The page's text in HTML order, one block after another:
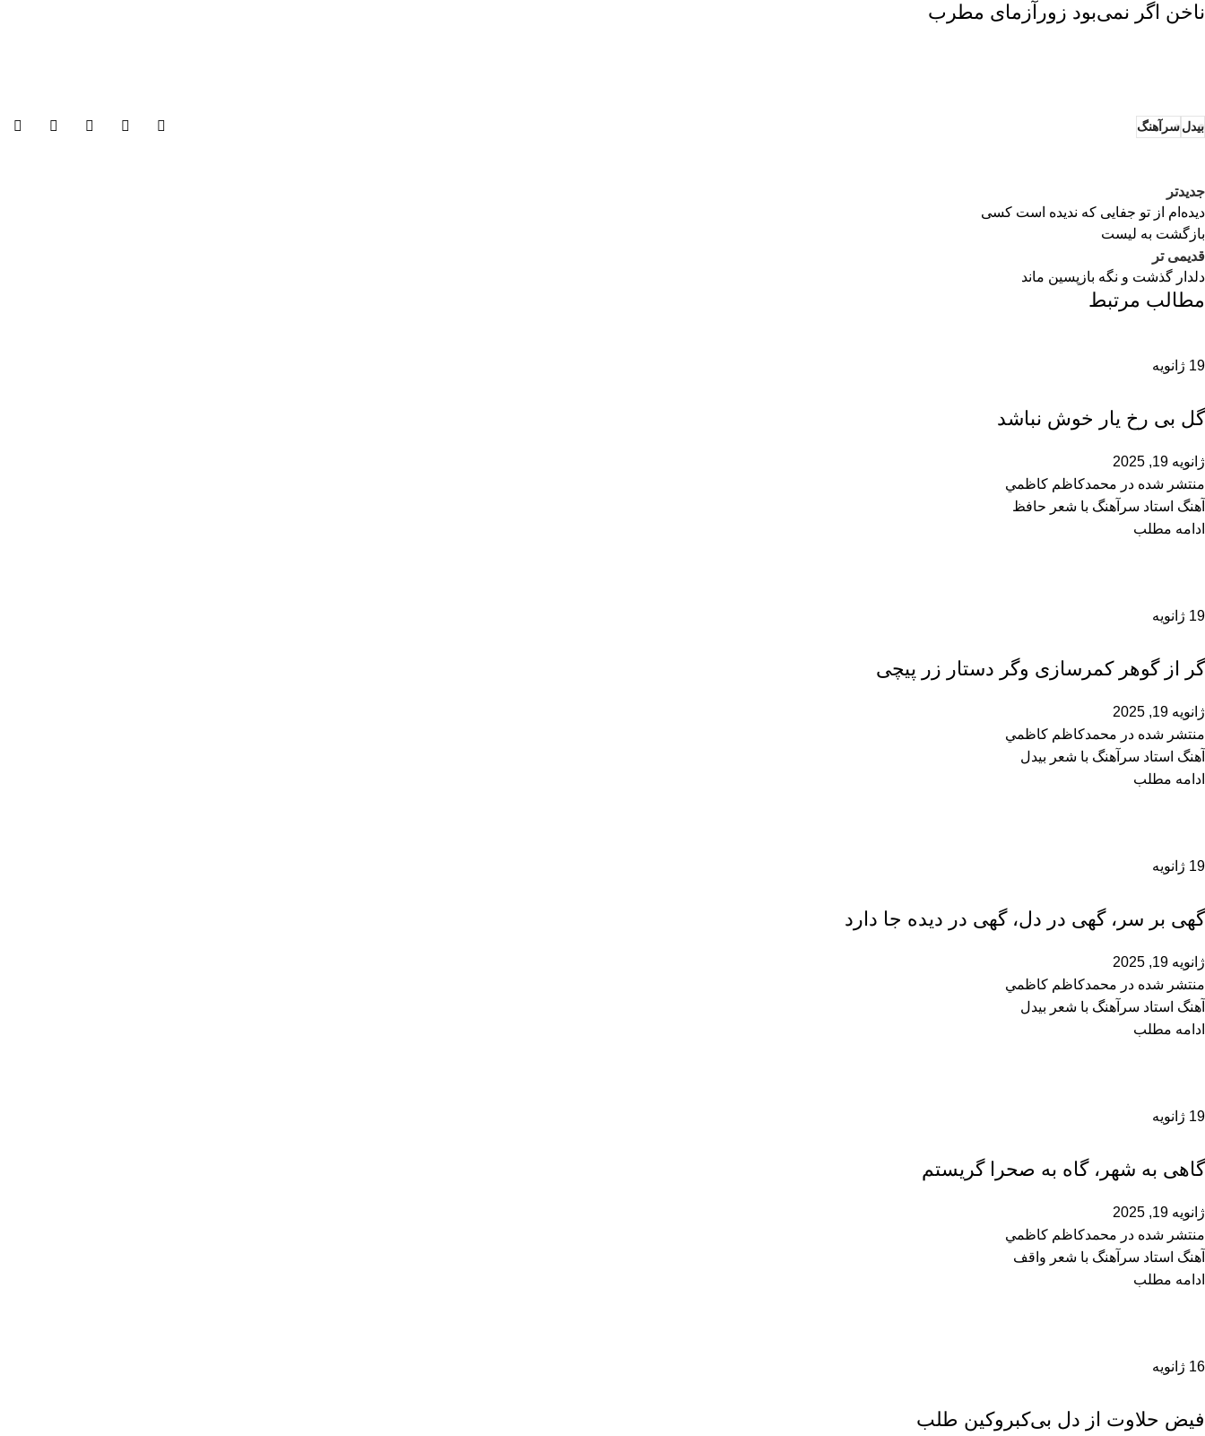
ناخن اگر نمی‌بود زورآزمای مطرب‌
بیدلسرآهنگ
جدیدتر
دیده‌ام از تو جفایی که ندیده است کسی
بازگشت به لیست
قدیمی تر
دلدار گذشت و نگه بازپسین ماند
مطالب مرتبط
19 ژانویه
گل بی رخ یار خوش نباشد
ژانویه 19, 2025
منتشر شده در محمدكاظم كاظمي
آهنگ استاد سرآهنگ با شعر حافظ
ادامه مطلب
19 ژانویه
گر از گوهر کمرسازی وگر دستار زر پیچی
ژانویه 19, 2025
منتشر شده در محمدكاظم كاظمي
آهنگ استاد سرآهنگ با شعر بیدل
ادامه مطلب
19 ژانویه
گهی بر سر، گهی در دل‌، گهی در دیده جا دارد
ژانویه 19, 2025
منتشر شده در محمدكاظم كاظمي
آهنگ استاد سرآهنگ با شعر بیدل
ادامه مطلب
19 ژانویه
گاهی به شهر، گاه به صحرا گریستم
ژانویه 19, 2025
منتشر شده در محمدكاظم كاظمي
آهنگ استاد سرآهنگ با شعر واقف
ادامه مطلب
16 ژانویه
فیض حلاوت از دل بی‌کبروکین طلب‌